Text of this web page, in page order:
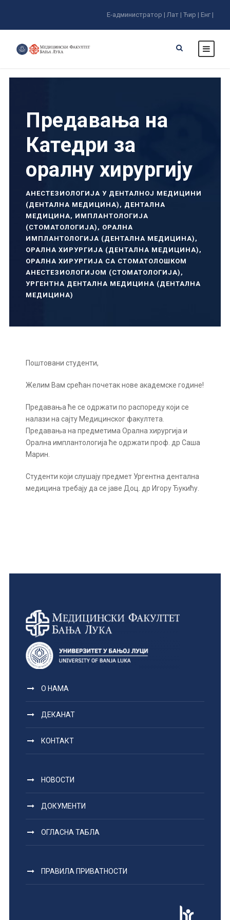
Е-администратор | Лат | Ћир | Енг |
Предавања на
Катедри за
оралну хирургију
АНЕСТЕЗИОЛОГИЈА У ДЕНТАЛНОЈ МЕДИЦИНИ
(ДЕНТАЛНА МЕДИЦИНА) , ДЕНТАЛНА
МЕДИЦИНА, ИМПЛАНТОЛОГИЈА
(СТОМАТОЛОГИЈА) , ОРАЛНА
ИМПЛАНТОЛОГИЈА (ДЕНТАЛНА МЕДИЦИНА) ,
ОРАЛНА ХИРУРГИЈА (ДЕНТАЛНА МЕДИЦИНА) ,
ОРАЛНА ХИРУРГИЈА СА СТОМАТОЛОШКОМ
АНЕСТЕЗИОЛОГИЈОМ (СТОМАТОЛОГИЈА) ,
УРГЕНТНА ДЕНТАЛНА МЕДИЦИНА (ДЕНТАЛНА
МЕДИЦИНА)
Поштовани студенти,
Желим Вам срећан почетак нове академске године!
Предавања ће се одржати по распореду који се
налази на сајту Медицинског факултета.
Предавања на предметима Орална хирургија и
Орална имплантологија ће одржати проф. др Саша
Марин.
Студенти који слушају предмет Ургентна дентална
медицина требају да се јаве Доц. др Игору Ђукићу.
О НАМА
ДЕКАНАТ
КОНТАКТ
НОВОСТИ
ДОКУМЕНТИ
ОГЛАСНА ТАБЛА
ПРАВИЛА ПРИВАТНОСТИ